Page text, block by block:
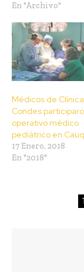
En "Archivo"
Médicos de
Condes
operativo médico
pediátrico en
17 Enero, 2018
En "2018"